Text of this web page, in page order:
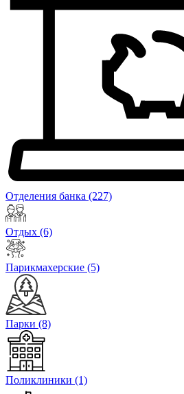
Отделения банка (227)
Отдых (6)
Парикмахерские (5)
Парки (8)
Поликлиники (1)